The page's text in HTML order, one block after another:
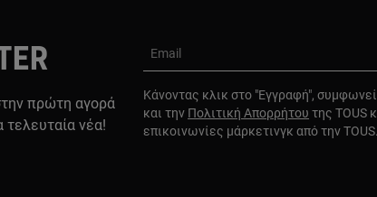
πρώτη αγορά
τελευταία νέα!
Email
Κάνοντας κλικ στο "Εγγραφή",
και την Πολιτική Απορρήτου της TOUS
επικοινωνίες μάρκετινγκ από την TOUS.